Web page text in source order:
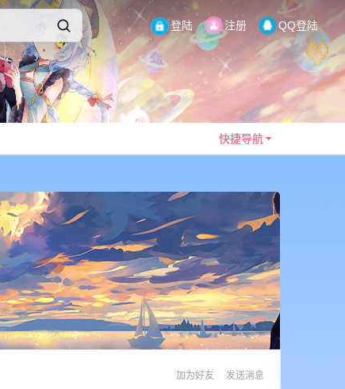
登陆 注册 QQ登陆
快捷导航
加为好友 发送消息